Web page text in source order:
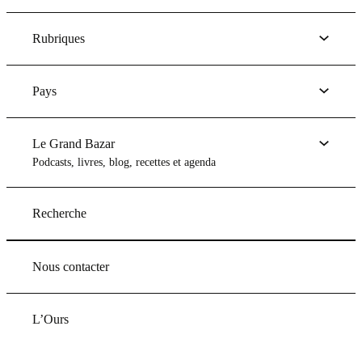
Rubriques
Pays
Le Grand Bazar
Podcasts, livres, blog, recettes et agenda
Recherche
Nous contacter
L’Ours